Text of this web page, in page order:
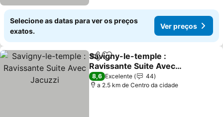
Selecione as datas para ver os preços
exatos.
Ver preços
PartilharAdicionar aos favoritos
Savigny-le-temple :
Ravissante Suite Avec
Jacuzzi
Ver preços
8,6 Excelente
44
a 2.5 km de Centro da cidade